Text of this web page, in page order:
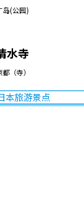
岛(公园)
水寺
都（寺）
本旅游景点